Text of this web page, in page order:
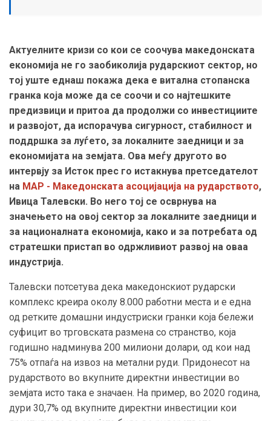
Актуелните кризи со кои се соочува македонската
економија не го заобиколија рударскиот сектор, но
тој уште еднаш покажа дека е витална стопанска
гранка која може да се соочи и со најтешките
предизвици и притоа да продолжи со инвестициите
и развојот, да испорачува сигурност, стабилност и
поддршка за луѓето, за локалните заедници и за
економијата на земјата. Ова меѓу другото во
интервју за Исток прес го истакнува претседателот
на МАР - Македонската асоцијација на рударството,
Ивица Талевски. Во него тој се осврнува на
значењето на овој сектор за локалните заедници и
за националната економија, како и за потребата од
стратешки пристап во одржливиот развој на оваа
индустрија.
Талевски потсетува дека македонскиот рударски
комплекс креира околу 8.000 работни места и е една
од ретките домашни индустриски гранки која бележи
суфицит во трговската размена со странство, која
годишно надминува 200 милиони долари, од кои над
75% отпаѓа на извоз на метални руди. Придонесот на
рударството во вкупните директни инвестиции во
земјата исто така е значаен. На пример, во 2020 година,
дури 30,7% од вкупните директни инвестиции кои